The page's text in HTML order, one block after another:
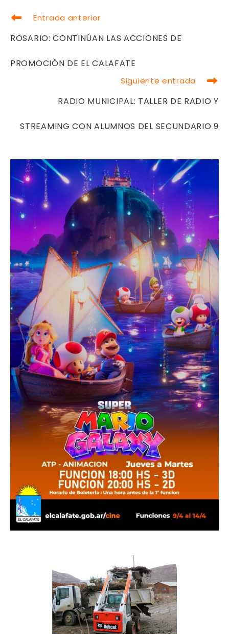
LEER
ARTÍCULOS
Entrada anterior
ROSARIO: CONTINÚAN LAS ACCIONES DE
PROMOCIÓN DE EL CALAFATE
Siguiente entrada
RADIO MUNICIPAL: TALLER DE RADIO Y
STREAMING CON ALUMNOS DEL SECUNDARIO 9